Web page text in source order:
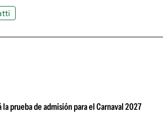
prueba de admisión para el Carnaval 2027